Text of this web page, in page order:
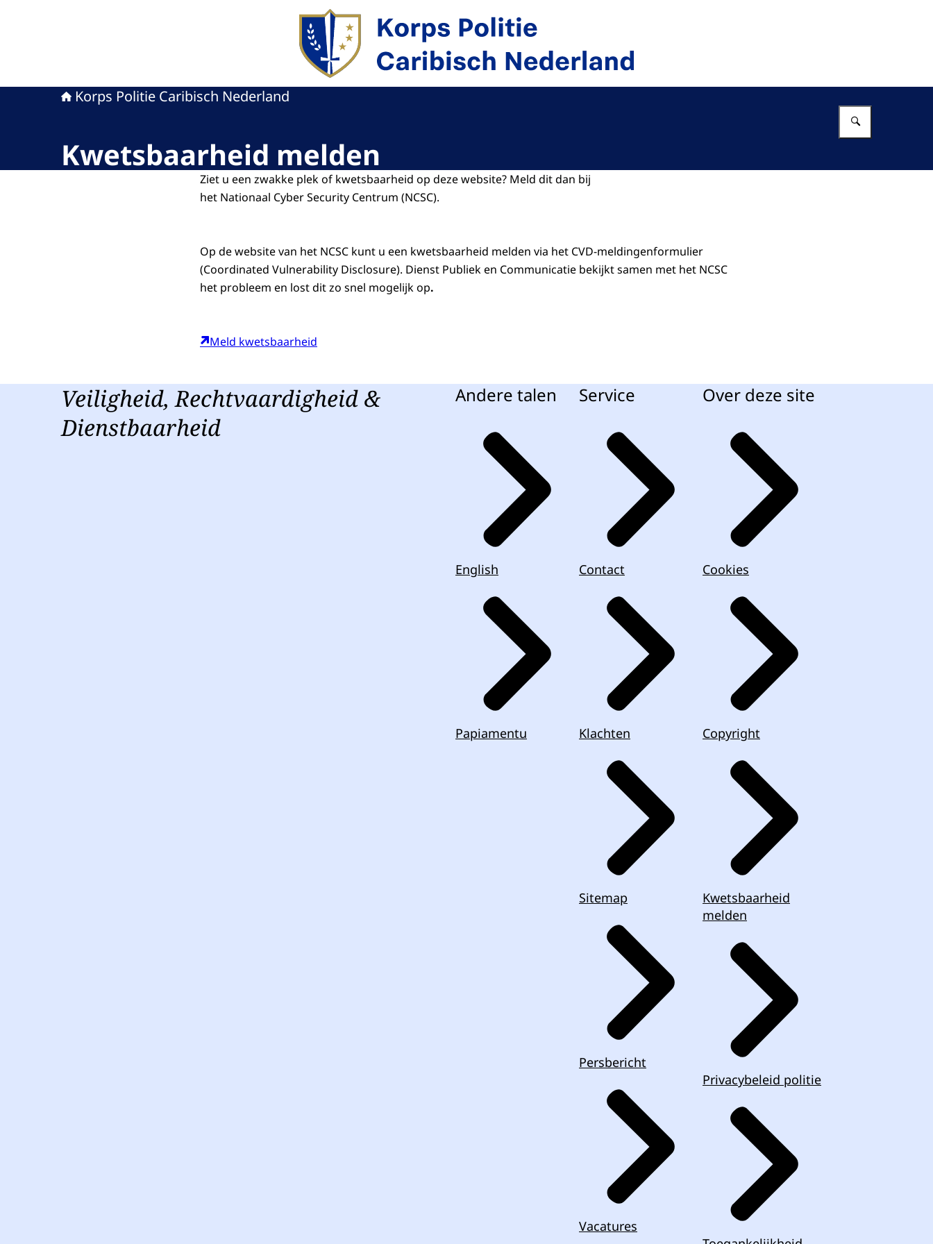
Naar de homepage van Politie Caribisch Nederland
Korps Politie Caribisch Nederland
Kwetsbaarheid melden
Ziet u een zwakke plek of kwetsbaarheid op deze website? Meld dit dan bij
het Nationaal Cyber Security Centrum (NCSC).
Op de website van het NCSC kunt u een kwetsbaarheid melden via het CVD-meldingenformulier
(Coordinated Vulnerability Disclosure). Dienst Publiek en Communicatie bekijkt samen met het NCSC
het probleem en lost dit zo snel mogelijk op.
Meld kwetsbaarheid
Veiligheid, Rechtvaardigheid &
Dienstbaarheid
Andere talen
English
Papiamentu
Service
Contact
Klachten
Sitemap
Persbericht
Vacatures
Over deze site
Cookies
Copyright
Kwetsbaarheid
melden
Privacybeleid politie